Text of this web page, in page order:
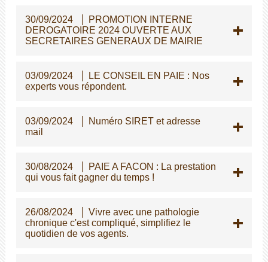
30/09/2024
PROMOTION INTERNE
DEROGATOIRE 2024 OUVERTE AUX
SECRETAIRES GENERAUX DE MAIRIE
03/09/2024
LE CONSEIL EN PAIE : Nos
experts vous répondent.
03/09/2024
Numéro SIRET et adresse
mail
30/08/2024
PAIE A FACON : La prestation
qui vous fait gagner du temps !
26/08/2024
Vivre avec une pathologie
chronique c'est compliqué, simplifiez le
quotidien de vos agents.